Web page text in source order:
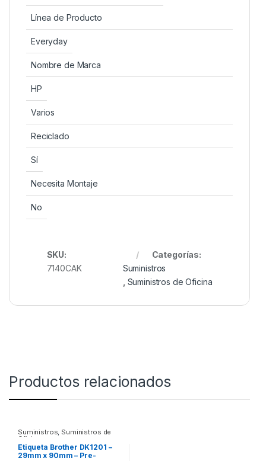
Línea de Producto
Everyday
Nombre de Marca
HP
Varios
Reciclado
Sí
Necesita Montaje
No
SKU:
7140CAK
Categorías:
Suministros
Suministros de Oficina
Productos relacionados
Suministros, Suministros de
Oficina
Etiqueta Brother DK1201 –
29mm x 90mm – Pre-